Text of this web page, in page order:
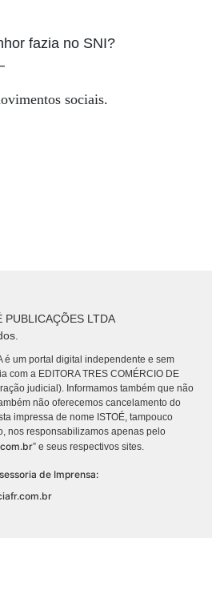
fazia no SNI?
sociais.
LTDA
é um portal digital independente e sem
com a EDITORA TRES COMÉRCIO DE
judicial). Informamos também que não
não oferecemos cancelamento do
impressa de nome ISTOÉ, tampouco
nos responsabilizamos apenas pelo
” e seus respectivos sites.
de Imprensa: